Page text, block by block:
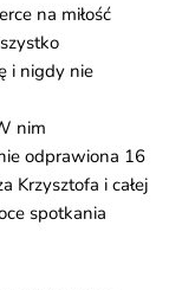
na miłość
i nigdy nie
nim
odprawiona 16
Krzysztofa i całej
spotkania